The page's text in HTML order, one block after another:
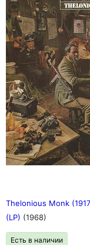
Thelonious Monk
(LP) (1968)
Есть в наличии